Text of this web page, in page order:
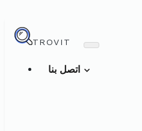
TROVIT